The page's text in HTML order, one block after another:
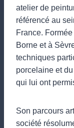
atelier de
référencé au
France.
Borne et à
techniques
porcelaine et
qui lui ont
Son parcours
société